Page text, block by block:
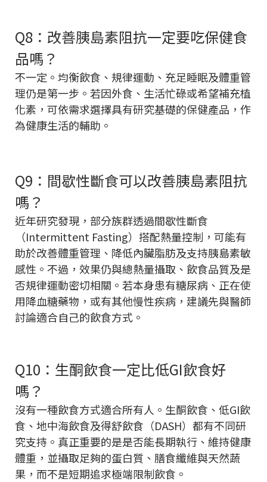
Q8：改善胰島素阻抗一定要吃保健食
品嗎？
不一定。均衡飲食、規律運動、充足睡眠及體重管
理仍是第一步。若因外食、生活忙碌或希望補充植
化素，可依需求選擇具有研究基礎的保健產品，作
為健康生活的輔助。
Q9：間歇性斷食可以改善胰島素阻抗
嗎？
近年研究發現，部分族群透過間歇性斷食
（Intermittent Fasting）搭配熱量控制，可能有
助於改善體重管理、降低內臟脂肪及支持胰島素敏
感性。不過，效果仍與總熱量攝取、飲食品質及是
否規律運動密切相關。若本身患有糖尿病、正在使
用降血糖藥物，或有其他慢性疾病，建議先與醫師
討論適合自己的飲食方式。
Q10：生酮飲食一定比低GI飲食好
嗎？
沒有一種飲食方式適合所有人。生酮飲食、低GI飲
食、地中海飲食及得舒飲食（DASH）都有不同研
究支持。真正重要的是是否能長期執行、維持健康
體重，並攝取足夠的蛋白質、膳食纖維與天然蔬
果，而不是短期追求極端限制飲食。